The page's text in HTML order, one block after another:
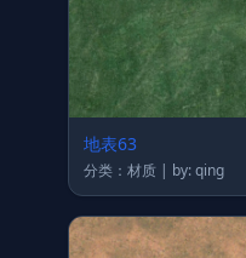
地表63
分类：材质 | by: qing